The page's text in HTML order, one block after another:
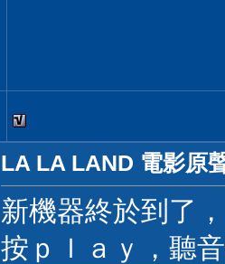
LA LA LAND 電影原
新機器終於到了
按ｐｌａｙ，聽